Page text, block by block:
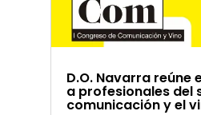
D.O. Navarra reúne
a profesionales del
comunicación y el